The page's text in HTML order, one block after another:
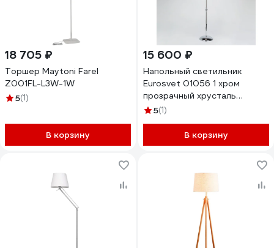
18 705 ₽
Торшер Maytoni Farel
Z001FL-L3W-1W
5(1)
В корзину
15 600 ₽
Напольный светильник
Eurosvet 01056 1 хром
прозрачный хрусталь
Strotskis 00000084937
5(1)
В корзину